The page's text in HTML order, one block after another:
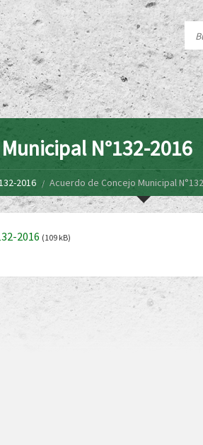
N°132-2016
2016 Acuerdo de Concejo Municipal
2016 (109 kB)